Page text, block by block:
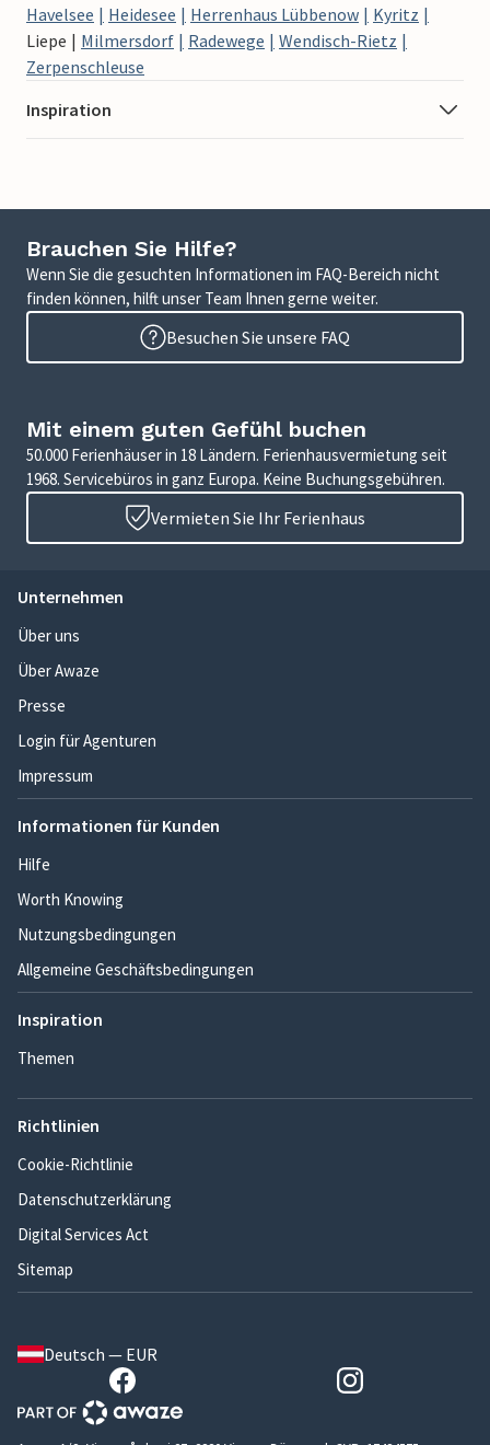
Havelsee
Heidesee Herrenhaus Lübbenow
Kyritz
Liepe
Milmersdorf Radewege
Wendisch-Rietz
Zerpenschleuse
Inspiration
Brauchen Sie Hilfe?
Wenn Sie die gesuchten Informationen im FAQ-Bereich nicht
finden können, hilft unser Team Ihnen gerne weiter.
Besuchen Sie unsere FAQ
Mit einem guten Gefühl buchen
50.000 Ferienhäuser in 18 Ländern. Ferienhausvermietung seit
1968. Servicebüros in ganz Europa. Keine Buchungsgebühren.
Vermieten Sie Ihr Ferienhaus
Unternehmen
Über uns
Über Awaze
Presse
Login für Agenturen
Impressum
Informationen für Kunden
Hilfe
Worth Knowing
Nutzungsbedingungen
Allgemeine Geschäftsbedingungen
Inspiration
Themen
Richtlinien
Cookie-Richtlinie
Datenschutzerklärung
Digital Services Act
Sitemap
Deutsch — EUR